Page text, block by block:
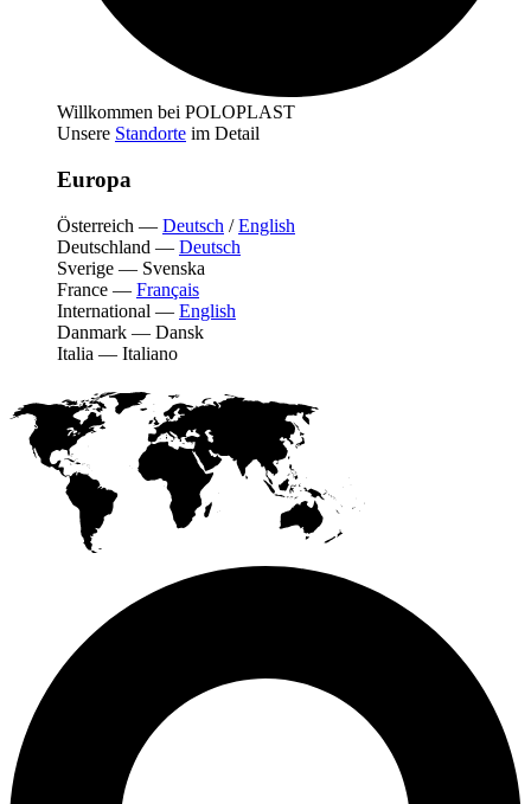
Willkommen bei POLOPLAST
Unsere Standorte im Detail
Europa
Österreich — Deutsch /English
Deutschland — Deutsch
Sverige — Svenska
France — Français
International — English
Danmark — Dansk
Italia — Italiano